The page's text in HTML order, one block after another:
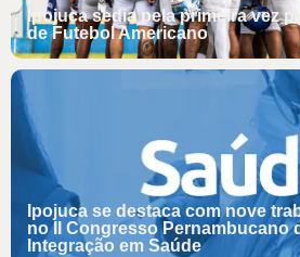
Ipojuca sedia pela primeira vez
de Futebol Americano
Ipojuca se destaca com nove
no II Congresso Pernambucano
Integração em Saúde